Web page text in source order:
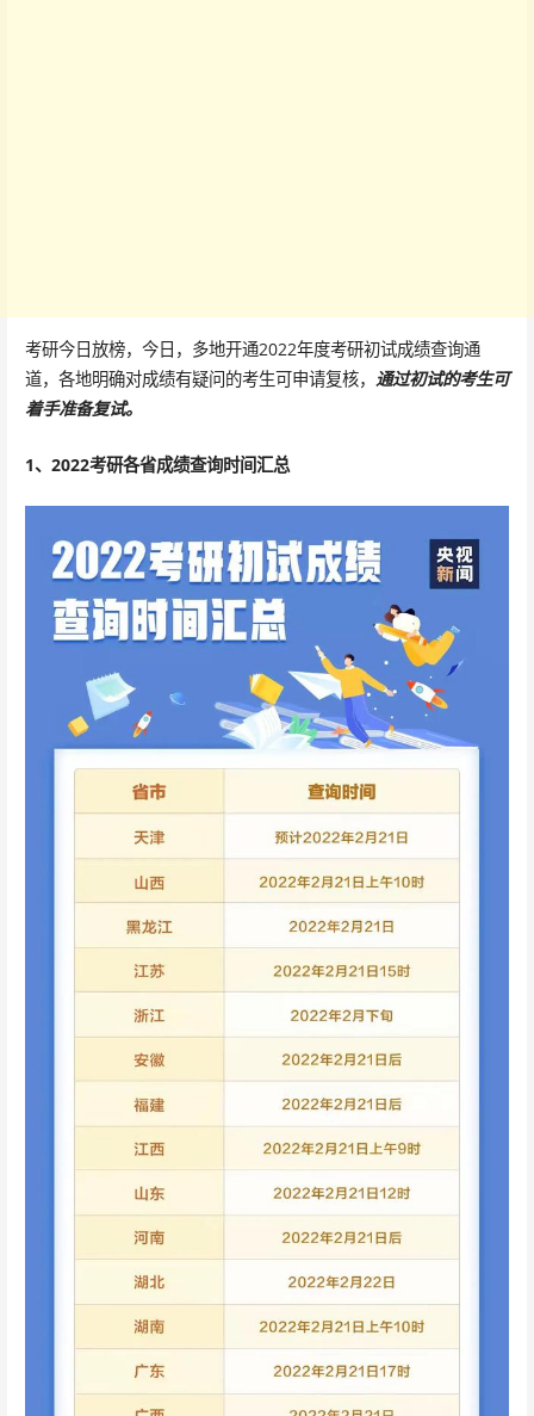
考研今日放榜，今日，多地开通2022年度考研初试成绩查询通
道，各地明确对成绩有疑问的考生可申请复核， 通过初试的考生可
着手准备复试。
1、2022考研各省成绩查询时间汇总